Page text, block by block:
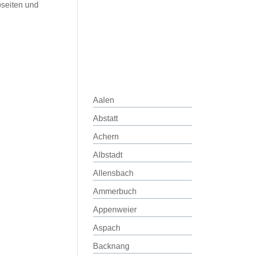
und
Aalen
Abstatt
Achern
Albstadt
Allensbach
Ammerbuch
Appenweier
Aspach
Backnang